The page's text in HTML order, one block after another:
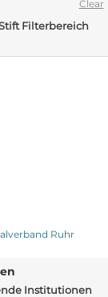
Clear
Filterbereich
Ruhr
Institutionen